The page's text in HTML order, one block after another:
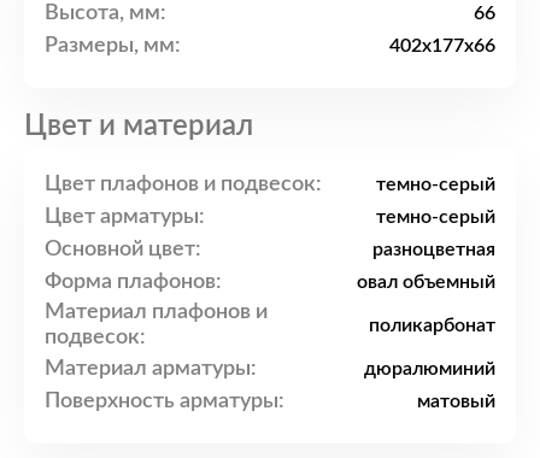
Высота, мм: 66
Размеры, мм: 402x177x66
Цвет и материал
Цвет плафонов и подвесок: темно-серый
Цвет арматуры: темно-серый
Основной цвет: разноцветная
Форма плафонов: овал объемный
Материал плафонов и
подвесок:
поликарбонат
Материал арматуры: дюралюминий
Поверхность арматуры: матовый